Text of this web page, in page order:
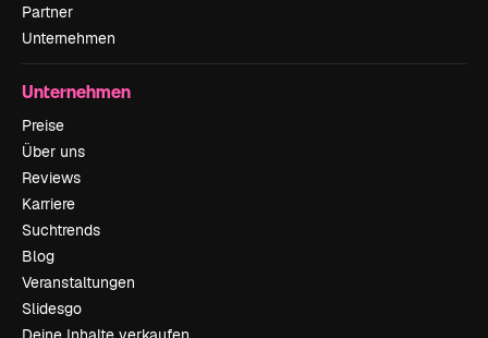
Partner
Unternehmen
Unternehmen
Preise
Über uns
Reviews
Karriere
Suchtrends
Blog
Veranstaltungen
Slidesgo